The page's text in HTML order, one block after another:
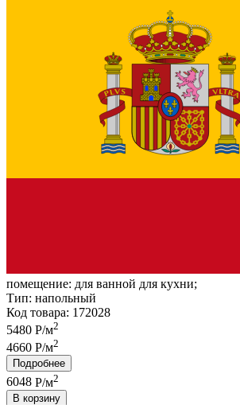
помещение: для ванной для кухни;
Тип: напольный
Код товара: 172028
5480 Р/м2
4660 Р/м2
Подробнее
6048 Р/м2
В корзину